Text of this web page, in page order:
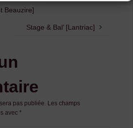
Beauzire]
Stage & Bal’ [Lantriac]
pas publiée. Les champs
avec *